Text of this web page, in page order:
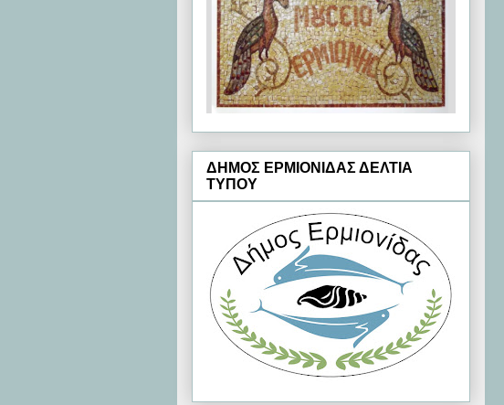
ΔΗΜΟΣ ΕΡΜΙΟΝΙΔΑΣ ΔΕΛΤΙΑ
ΤΥΠΟΥ